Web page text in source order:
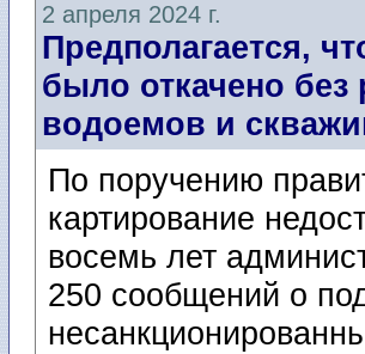
2 апреля 2024 г.
Предполагается,
было откачено
водоемов и
По поручению
картирование
восемь лет
250 сообщений о